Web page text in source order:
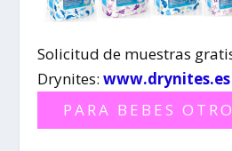
Solicitud de muestras
Drynites:www.drynites.es
PARA BEBES